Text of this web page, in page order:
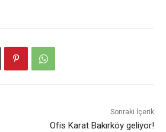
Sonraki İçerik
Ofis Karat Bakırköy geliyor!